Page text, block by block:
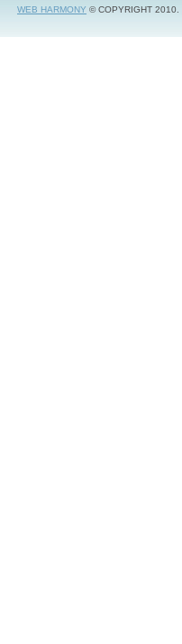
WEB HARMONY © COPYRIGHT 2010.